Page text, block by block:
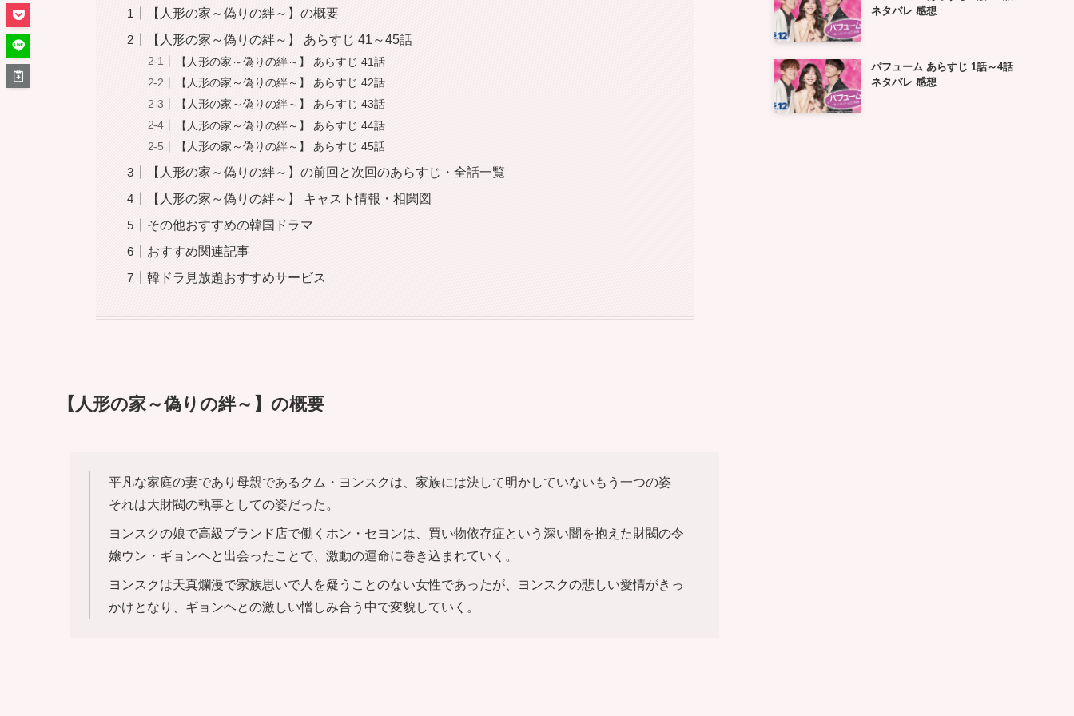
【人形の家～偽りの絆～】の概要
【人形の家～偽りの絆～】 あらすじ 41～45話
【人形の家～偽りの絆～】 あらすじ 41話
【人形の家～偽りの絆～】 あらすじ 42話
【人形の家～偽りの絆～】 あらすじ 43話
【人形の家～偽りの絆～】 あらすじ 44話
【人形の家～偽りの絆～】 あらすじ 45話
【人形の家～偽りの絆～】の前回と次回のあらすじ・全話一覧
【人形の家～偽りの絆～】 キャスト情報・相関図
その他おすすめの韓国ドラマ
おすすめ関連記事
韓ドラ見放題おすすめサービス
【人形の家～偽りの絆～】の概要
平凡な家庭の妻であり母親であるクム・ヨンスクは、家族には決して明かしていないもう一つの姿
それは大財閥の執事としての姿だった。
ヨンスクの娘で高級ブランド店で働くホン・セヨンは、買い物依存症という深い闇を抱えた財閥の令
嬢ウン・ギョンヘと出会ったことで、激動の運命に巻き込まれていく。
ヨンスクは天真爛漫で家族思いで人を疑うことのない女性であったが、ヨンスクの悲しい愛情がきっ
かけとなり、ギョンヘとの激しい憎しみ合う中で変貌していく。
ネタバレ 感想
パフューム あらすじ 1話～4話
ネタバレ 感想